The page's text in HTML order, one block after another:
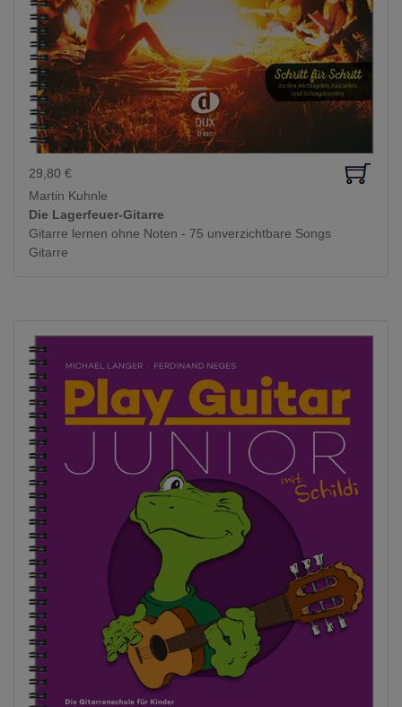
29,80 €
Martin Kuhnle
Die Lagerfeuer-Gitarre
Gitarre lernen ohne Noten - 75 unverzichtbare Songs
Gitarre